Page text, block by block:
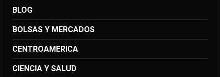
BLOG
BOLSAS Y MERCADOS
CENTROAMERICA
CIENCIA Y SALUD